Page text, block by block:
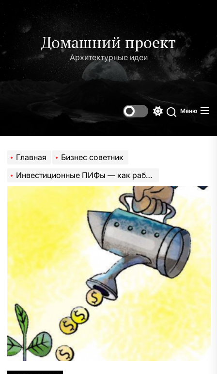
содержимому
Домашний проект
Архитектурные идеи
Поиск
Меню
Главная
Бизнес советник
Инвестиционные ПИФы — как работает коллективное инвестирование в 2022 году |